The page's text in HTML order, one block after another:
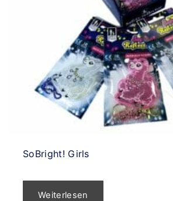
SoBright! Girls
Weiterlesen